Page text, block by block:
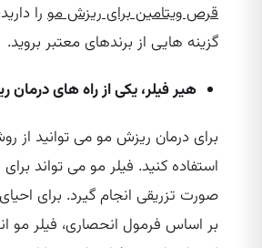
قرص ویتامین برای ریزش مو را
گزینه‌ هایی از برندهای معتبر بروید.
هیر فیلر، یکی از راه‌ های درمان
برای درمان ریزش مو می‌ توانید از
استفاده کنید. فیلر مو می‌ تواند
صورت تزریقی انجام گیرد. برای
بر اساس فرمول انحصاری، فیلر مو